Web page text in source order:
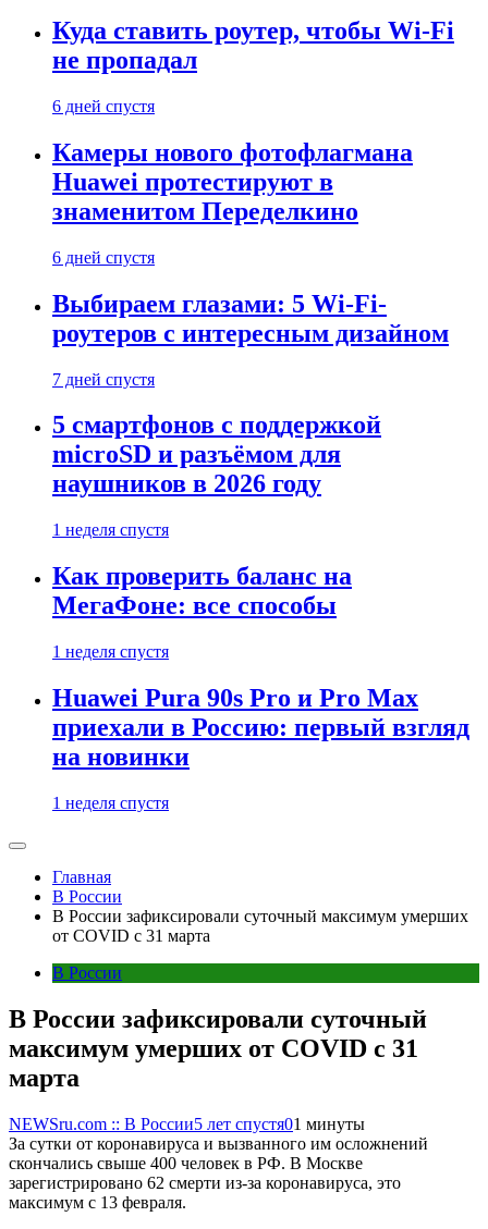
Куда ставить роутер, чтобы Wi-Fi
не пропадал
6 дней спустя
Камеры нового фотофлагмана
Huawei протестируют в
знаменитом Переделкино
6 дней спустя
Выбираем глазами: 5 Wi-Fi-
роутеров с интересным дизайном
7 дней спустя
5 смартфонов с поддержкой
microSD и разъёмом для
наушников в 2026 году
1 неделя спустя
Как проверить баланс на
МегаФоне: все способы
1 неделя спустя
Huawei Pura 90s Pro и Pro Max
приехали в Россию: первый взгляд
на новинки
1 неделя спустя
Главная
В России
В России зафиксировали суточный максимум умерших
от COVID с 31 марта
В России
В России зафиксировали суточный
максимум умерших от COVID с 31
марта
NEWSru.com :: В России5 лет спустя01 минуты
За сутки от коронавируса и вызванного им осложнений
скончались свыше 400 человек в РФ. В Москве
зарегистрировано 62 смерти из-за коронавируса, это
максимум с 13 февраля.